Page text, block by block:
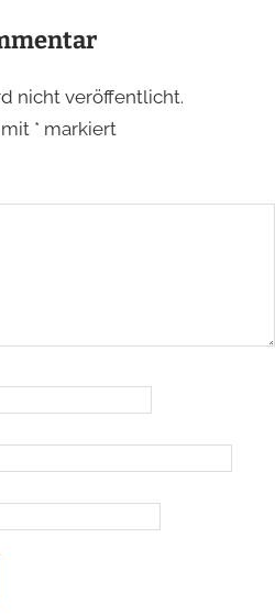
nicht veröffentlicht.
* markiert